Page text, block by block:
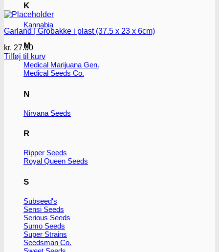
K
Kannabia
M
Medical Marijuana Gen.
Medical Seeds Co.
N
Nirvana Seeds
R
Ripper Seeds
Royal Queen Seeds
S
Subseed's
Sensi Seeds
Serious Seeds
Sumo Seeds
Super Strains
Seedsman Co.
Garland | Grobakke i plast (37.5 x 23 x 6cm)
kr. 27.00
Tilføj til kurv